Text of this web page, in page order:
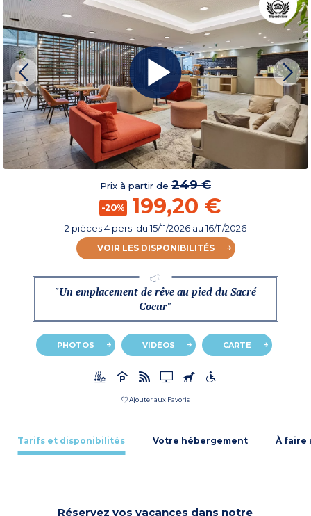
Prix à partir de 249 €
-20% 199,20 €
2 pièces 4 pers. du15/11/2026 au 16/11/2026
VOIR LES DISPONIBILITÉS
"Un emplacement de rêve au pied du Sacré
Coeur"
PHOTOS VIDÉOS CARTE
Ajouter aux Favoris
Tarifs et disponibilités Votre hébergement À faire
Réservez vos vacances dans notre